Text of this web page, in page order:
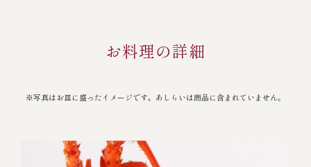
お料理の詳細
※写真はお皿に盛ったイメージです。あしらいは商品に含まれていません。